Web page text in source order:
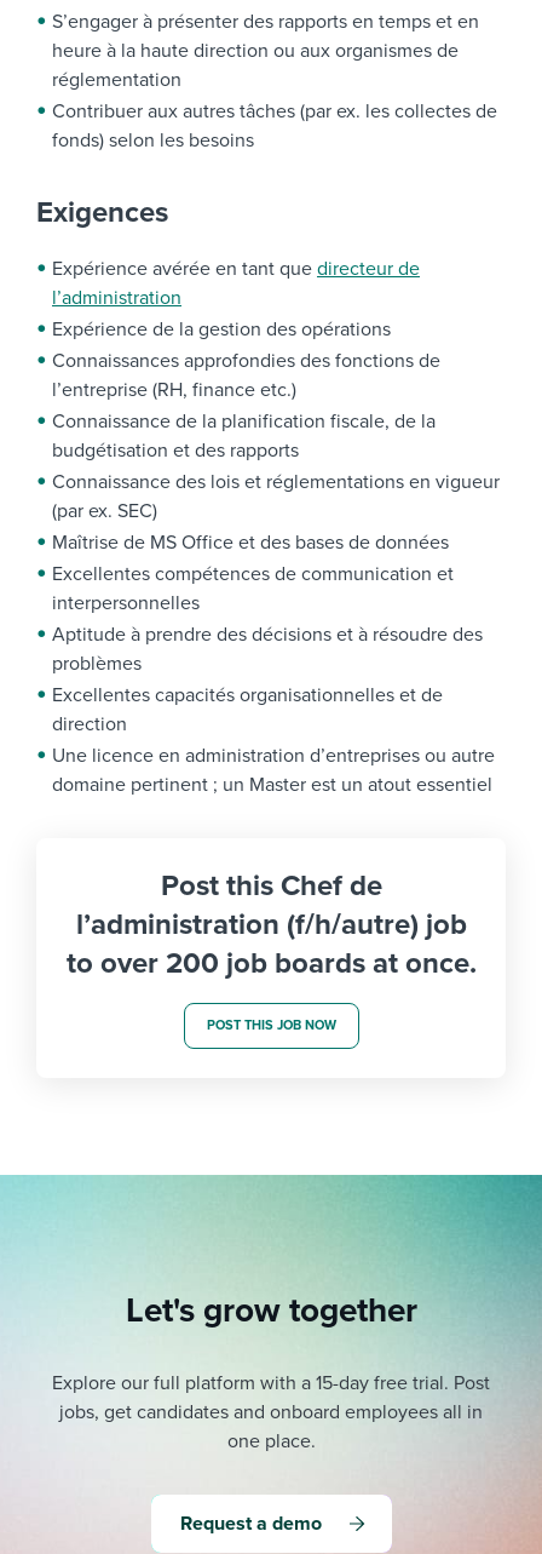
S’engager à présenter des rapports en temps et en
heure à la haute direction ou aux organismes de
réglementation
Contribuer aux autres tâches (par ex. les collectes de
fonds) selon les besoins
Exigences
Expérience avérée en tant que directeur de
l’administration
Expérience de la gestion des opérations
Connaissances approfondies des fonctions de
l’entreprise (RH, finance etc.)
Connaissance de la planification fiscale, de la
budgétisation et des rapports
Connaissance des lois et réglementations en vigueur
(par ex. SEC)
Maîtrise de MS Office et des bases de données
Excellentes compétences de communication et
interpersonnelles
Aptitude à prendre des décisions et à résoudre des
problèmes
Excellentes capacités organisationnelles et de
direction
Une licence en administration d’entreprises ou autre
domaine pertinent ; un Master est un atout essentiel
Post this Chef de
l’administration (f/h/autre) job
to over 200 job boards at once.
POST THIS JOB NOW
Let's grow together
Explore our full platform with a 15-day free trial. Post
jobs, get candidates and onboard employees all in
one place.
Request a demo